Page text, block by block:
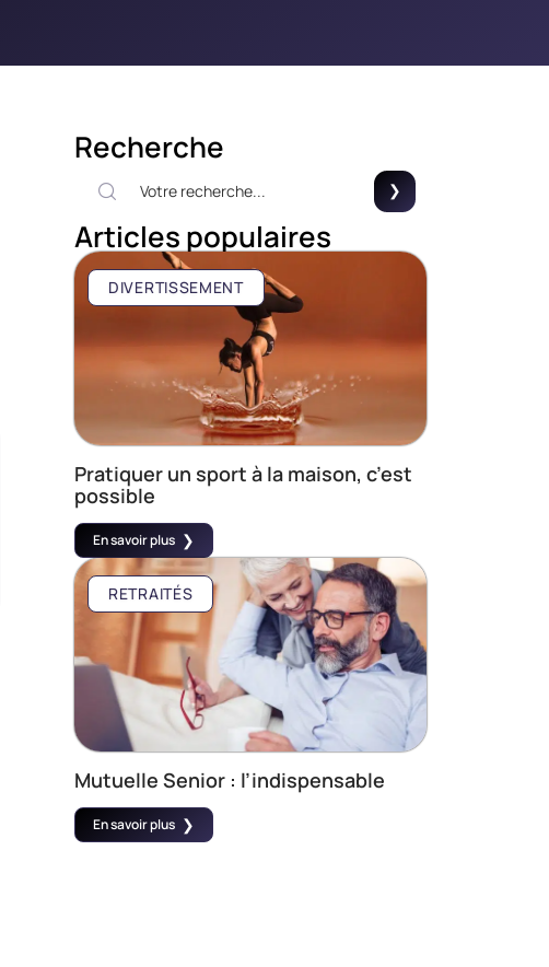
Recherche
Articles populaires
DIVERTISSEMENT
Pratiquer un sport à la maison, c’est
possible
En savoir plus
RETRAITÉS
Mutuelle Senior : l’indispensable
En savoir plus